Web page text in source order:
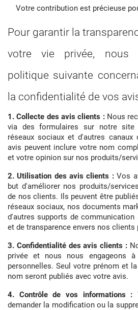
Votre contribution est précieuse
Pour garantir la
votre vie privée, nous
politique suivante
la confidentialité de vos
1. Collecte des avis clients :Nous
via des formulaires sur notre site
réseaux sociaux et d'autres canaux
avis peuvent inclure votre nom
et votre opinion sur nos produits/
2. Utilisation des avis clients :Vos
but d'améliorer nos produits/
de nos clients. Ils peuvent être
réseaux sociaux, nos documents
d'autres supports de
et de transparence envers nos clients
3. Confidentialité des avis clients :
privée et nous nous engageons
personnelles. Seul votre prénom et
nom seront publiés avec votre avis.
4. Contrôle de vos informations :
demander la modification ou la